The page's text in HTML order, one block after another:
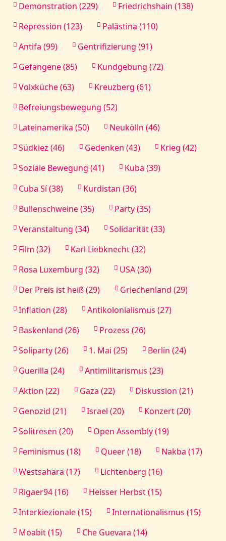
Demonstration (229)
Friedrichshain (138)
Repression (123)
Palästina (110)
Antifa (99)
Gentrifizierung (91)
Gefangene (85)
Kundgebung (72)
Volxküche (63)
Kreuzberg (61)
Befreiungsbewegung (52)
Lateinamerika (50)
Neukölln (46)
Südkiez (46)
Gedenken (43)
Krieg (42)
Soziale Bewegung (41)
Kuba (39)
Cuba Sí (38)
Kurdistan (36)
Bullenschweine (35)
Party (35)
Veranstaltung (34)
Solidarität (33)
Film (32)
Karl Liebknecht (32)
Rosa Luxemburg (32)
USA (30)
Der Preis ist heiß (29)
Griechenland (29)
Inflation (28)
Antikolonialismus (27)
Baskenland (26)
Prozess (26)
Soliparty (26)
1. Mai (25)
Berlin (24)
Guerilla (24)
Antimilitarismus (23)
Aktion (22)
Gaza (22)
Diskussion (21)
Genozid (21)
Israel (20)
Konzert (20)
Solitresen (20)
Open Assembly (19)
Feminismus (18)
Queer (18)
Nakba (17)
Westsahara (17)
Lichtenberg (16)
Rigaer94 (16)
Heisser Herbst (15)
Interkiezionale (15)
Internationalismus (15)
Moabit (15)
Che Guevara (14)